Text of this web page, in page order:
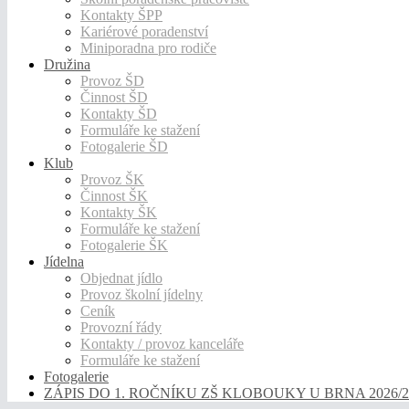
Kontakty ŠPP
Kariérové poradenství
Miniporadna pro rodiče
Družina
Provoz ŠD
Činnost ŠD
Kontakty ŠD
Formuláře ke stažení
Fotogalerie ŠD
Klub
Provoz ŠK
Činnost ŠK
Kontakty ŠK
Formuláře ke stažení
Fotogalerie ŠK
Jídelna
Objednat jídlo
Provoz školní jídelny
Ceník
Provozní řády
Kontakty / provoz kanceláře
Formuláře ke stažení
Fotogalerie
ZÁPIS DO 1. ROČNÍKU ZŠ KLOBOUKY U BRNA 2026/